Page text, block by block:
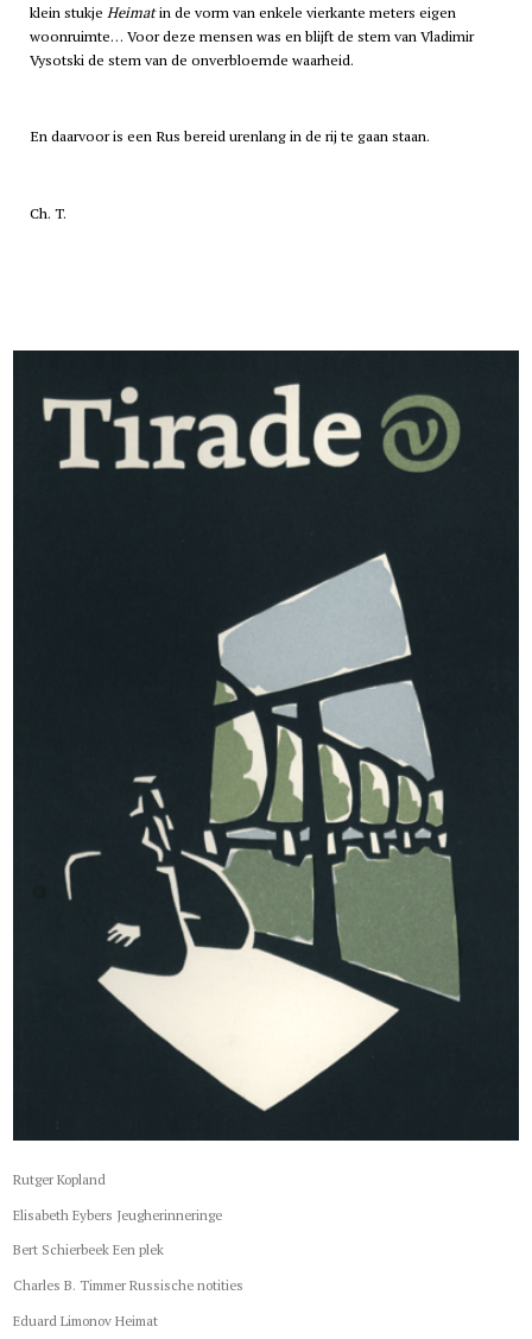
klein stukje Heimatin de vorm van enkele vierkante meters eigen
woonruimte… Voor deze mensen was en blijft de stem van Vladimir
Vysotski de stem van de onverbloemde waarheid.
En daarvoor is een Rus bereid urenlang in de rij te gaan staan.
Ch. T.
Rutger Kopland
Elisabeth Eybers Jeugherinneringe
Bert Schierbeek Een plek
Charles B. Timmer Russische notities
Eduard Limonov Heimat